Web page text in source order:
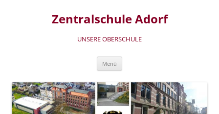
Zentralschule Adorf
UNSERE OBERSCHULE
Menü